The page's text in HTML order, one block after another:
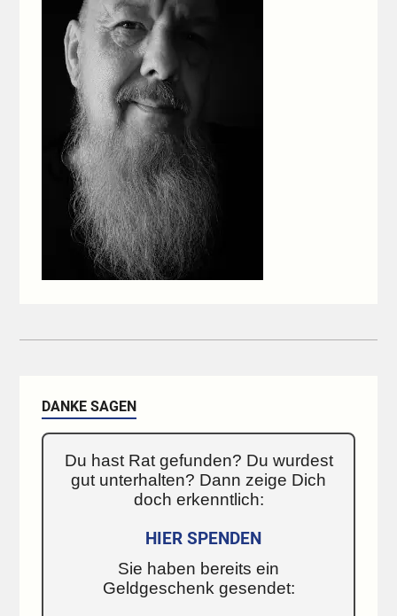
DANKE SAGEN
Du hast Rat gefunden? Du wurdest
gut unterhalten? Dann zeige Dich
doch erkenntlich:
HIER SPENDEN
Sie haben bereits ein
Geldgeschenk gesendet: